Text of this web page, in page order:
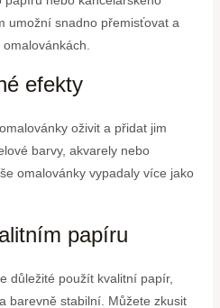
umožní snadno přemisťovat a
efekty
oživit a přidat jim
barvy, akvarely nebo
omalovánky vypadaly více jako
papíru
důležité použít kvalitní papír,
barevně stabilní. Můžete zkusit